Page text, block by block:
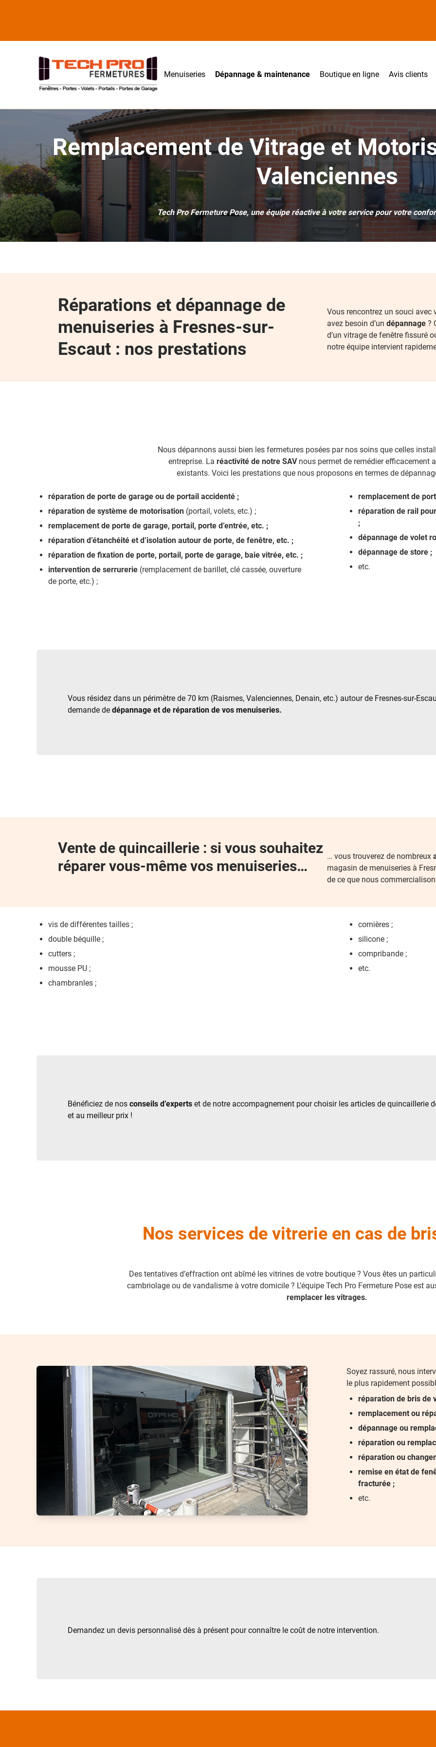
Menuiseries Dépannage & maintenance Boutique en ligne Avis clients
Remplacement de Vitrage et
Valenciennes
Tech Pro Fermeture Pose, une équipe réactive à votre service pour votre
Réparations et dépannage de
menuiseries à Fresnes-sur-
Escaut : nos prestations
Vous rencontrez un souci avec
avez besoin d’un dépannage ?
d’un vitrage de fenêtre fissuré
notre équipe intervient
Nous dépannons aussi bien les fermetures posées par nos soins que celles
entreprise. Laréactivité de notre SAVnous permet de remédier efficacement
existants. Voici les prestations que nous proposons en termes de
réparation de porte de garage ou de portail accidenté ;
réparation de système de motorisation (portail, volets, etc.) ;
remplacement de porte de garage, portail, porte d’entrée, etc. ;
réparation d’étanchéité et d’isolation autour de porte, de fenêtre, etc. ;
réparation de fixation de porte, portail, porte de garage, baie vitrée, etc. ;
intervention de serrurerie (remplacement de barillet, clé cassée, ouverture
de porte, etc.) ;
remplacement de
réparation de rail
;
dépannage de volet
dépannage de store ;
etc.
Vous résidez dans un périmètre de 70 km (Raismes, Valenciennes, Denain, etc.) autour de Fresnes-sur-
demande dedépannage et de réparation de vos menuiseries.
Vente de quincaillerie : si vous souhaitez
réparer vous-même vos menuiseries…
… vous trouverez de nombreux
magasin de menuiseries à
de ce que nous
vis de différentes tailles ;
double béquille ;
cutters ;
mousse PU ;
chambranles ;
cornières ;
silicone ;
compribande ;
etc.
Bénéficiez de nosconseils d’experts et de notre accompagnement pour choisir les articles de quincaillerie
et au meilleur prix !
Nos services de vitrerie en cas de
Des tentatives d’effraction ont abîmé les vitrines de votre boutique ? Vous êtes un
cambriolage ou de vandalisme à votre domicile ? L’équipe Tech Pro Fermeture Pose est
remplacer les vitrages.
Soyez rassuré, nous
le plus rapidement
réparation de bris de
remplacement ou
dépannage ou
réparation ou
réparation ou
remise en état de
fracturée ;
etc.
Demandez un devis personnalisé dès à présent pour connaître le coût de notre intervention.